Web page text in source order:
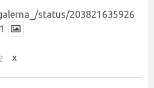
status/203821635926
X